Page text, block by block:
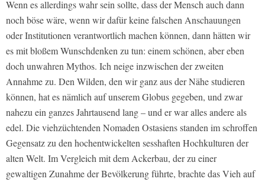
Wenn es allerdings wahr sein sollte, dass der Mensch auch dann
noch böse wäre, wenn wir dafür keine falschen Anschauungen
oder Institutionen verantwortlich machen können, dann hätten wir
es mit bloßem Wunschdenken zu tun: einem schönen, aber eben
doch unwahren Mythos. Ich neige inzwischen der zweiten
Annahme zu. Den Wilden, den wir ganz aus der Nähe studieren
können, hat es nämlich auf unserem Globus gegeben, und zwar
nahezu ein ganzes Jahrtausend lang – und er war alles andere als
edel. Die viehzüchtenden Nomaden Ostasiens standen im schroffen
Gegensatz zu den hochentwickelten sesshaften Hochkulturen der
alten Welt. Im Vergleich mit dem Ackerbau, der zu einer
gewaltigen Zunahme der Bevölkerung führte, brachte das Vieh auf